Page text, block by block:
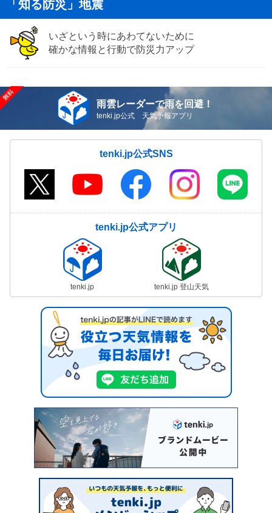
「知る防災」地震
いざという時にあわてないために
確かな情報と行動で防災力アップ
雨雲レーダーで雨を回避！
tenki.jp公式 天気予報アプリ
tenki.jp公式SNS
tenki.jp公式アプリ
tenki.jp tenki.jp 登山天気